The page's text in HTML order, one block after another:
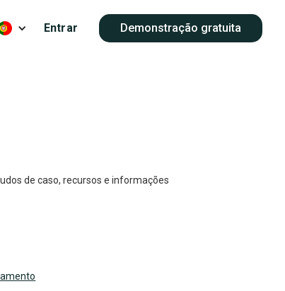
Entrar Demonstração gratuita
de caso, recursos e informações